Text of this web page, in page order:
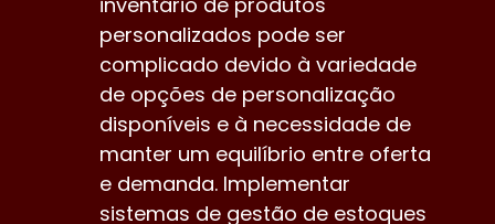
personalizados pode ser
complicado devido à variedade
de opções de personalização
disponíveis e à necessidade de
manter um equilíbrio entre oferta
e demanda. Implementar
sistemas de gestão de estoques